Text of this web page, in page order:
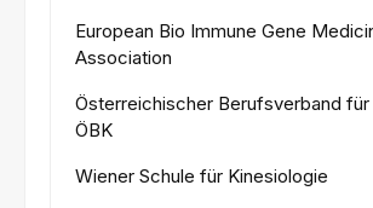
European Bio Immune Gene
Association
Österreichischer Berufsverband für
ÖBK
Wiener Schule für Kinesiologie